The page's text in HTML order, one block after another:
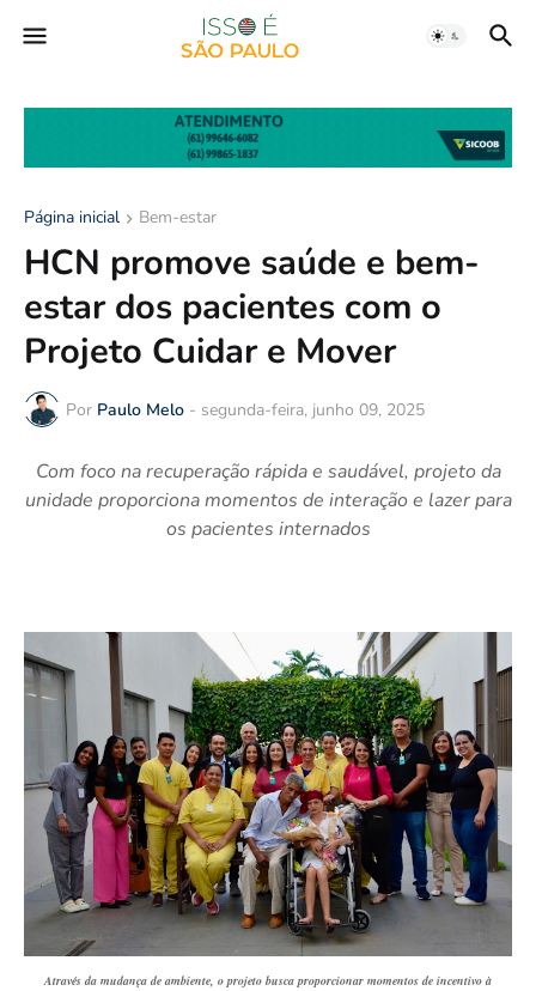
Página inicial Bem-estar
HCN promove saúde e bem-
estar dos pacientes com o
Projeto Cuidar e Mover
Por Paulo Melo - segunda-feira, junho 09, 2025
Com foco na recuperação rápida e saudável, projeto da
unidade proporciona momentos de interação e lazer para
os pacientes internados
Através da mudança de ambiente, o projeto busca proporcionar momentos de incentivo à